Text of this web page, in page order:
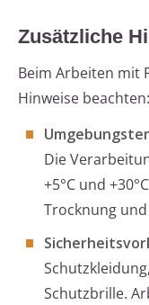
Zusätzliche
Beim Arbeiten mit
Hinweise beachten:
Die
+5°C und
Trocknung
Schutzbrille.